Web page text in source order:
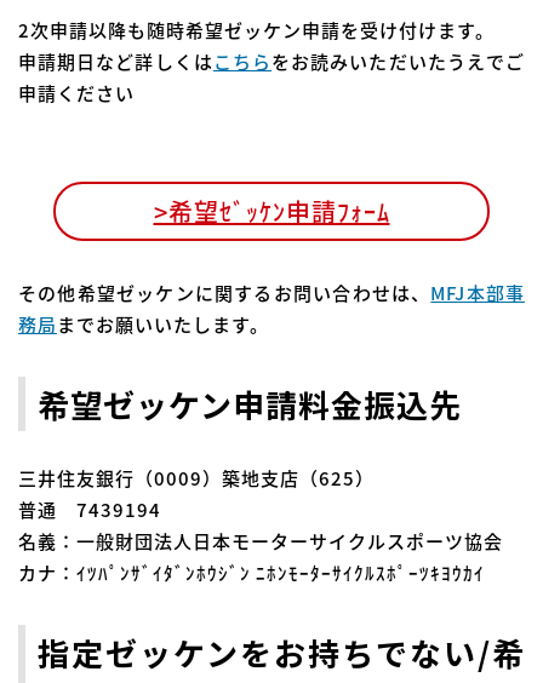
2次申請以降も随時希望ゼッケン申請を受け付けます。
申請期日など詳しくはこちらをお読みいただいたうえでご
申請ください
>希望ｾﾞｯｹﾝ申請ﾌｫｰﾑ
その他希望ゼッケンに関するお問い合わせは、 MFJ本部事
務局までお願いいたします。
希望ゼッケン申請料金振込先
三井住友銀行（0009）築地支店（625）
普通 7439194
名義：一般財団法人日本モーターサイクルスポーツ協会
カナ：ｲﾂﾊﾟﾝｻﾞｲﾀﾞﾝﾎｳｼﾞﾝ ﾆﾎﾝﾓｰﾀｰｻｲｸﾙｽﾎﾟｰﾂｷﾖｳｶｲ
指定ゼッケンをお持ちでない/希